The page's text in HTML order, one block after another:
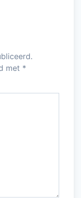
met *